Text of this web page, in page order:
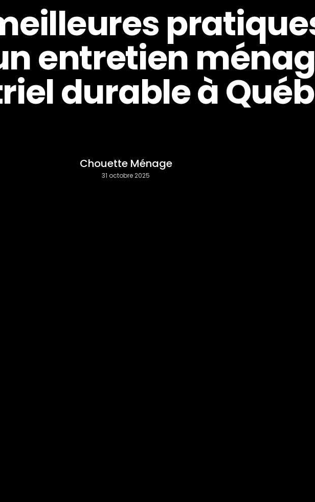
entretien
durable à
Chouette Ménage
31 octobre 2025